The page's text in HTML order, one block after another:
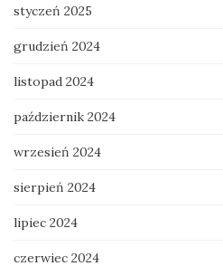
styczeń 2025
grudzień 2024
listopad 2024
październik 2024
wrzesień 2024
sierpień 2024
lipiec 2024
czerwiec 2024